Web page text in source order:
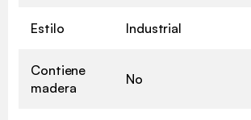
Estilo Industrial
Contiene
madera
No